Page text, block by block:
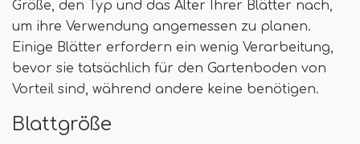
Größe, den Typ und das Alter Ihrer Blätter nach,
um ihre Verwendung angemessen zu planen.
Einige Blätter erfordern ein wenig Verarbeitung,
bevor sie tatsächlich für den Gartenboden von
Vorteil sind, während andere keine benötigen.
Blattgröße